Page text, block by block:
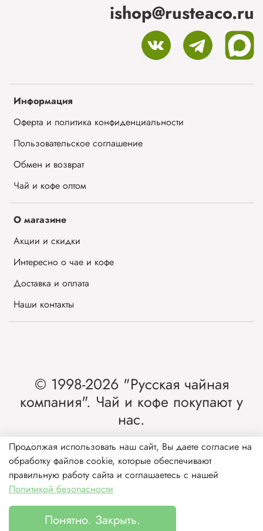
Информация
Оферта и политика конфиденциальности
Пользовательское соглашение
Обмен и возврат
Чай и кофе оптом
О магазине
Акции и скидки
Интересно о чае и кофе
Доставка и оплата
Наши контакты
ishop@rusteaco.ru
© 1998-2026 "Русская чайная
компания". Чай и кофе покупают у
нас.
Интернет-магазин чая и кофе от лидера
рынка России.
Продолжая использовать наш сайт, Вы даете согласие на
обработку файлов cookie, которые обеспечивают
правильную работу сайта и соглашаетесь с нашей
Политикой безопасности
Понятно. Закрыть.